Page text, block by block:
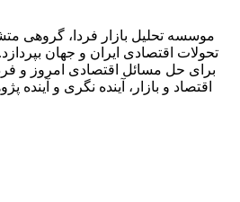
موسسه تحلیل بازار فردا، گروهی
تحولات اقتصادی ایران و جهان
برای حل مسائل اقتصادی امروز و
اقتصاد و بازار، آینده نگری و